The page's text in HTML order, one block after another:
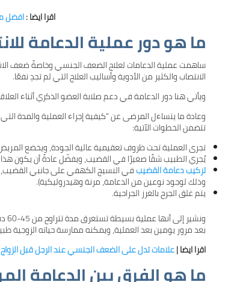
اقرا ايضا :افضل
ما هو دور عملية الدعامة
ساهمت عملية الدعامات لعلاج الضعف الجنسي وخاصةً ضعف
الانتصاب والكثير من الأدوية وأساليب العلاج التي لم تجدِ نفعًا.
ويأتي هنا دور الدعامة في دعم صلابة العضو الذكري أثناء
وعادة ما يتساءل المرضى عن “كيفية إجراء العملية والمدة
تتضمن الخطوات الآتية:
تجرى العملية تحت ظروف تعقيمية عالية الجودة، ويخضع
يُجري الطبيب شقًا صغيرًا في القضيب، ويفضّل عادةً أن يكون
تركيب دعامة القضيبفي النسيج الكهفي على جانبي القضيب،
وذلك لوجود نوعين من الدعامة، مرنة وهيدروليكية).
يتم غلق الجرح بالغرز الجراحية.
بعد مرور يومين بعد العملية، ويمكنه ممارسة حياته
اقرا ايضا |علامات تدل على الضعف الجنسي عند الرجل قبل الزواج
ما هو الفرق بين الدعامة